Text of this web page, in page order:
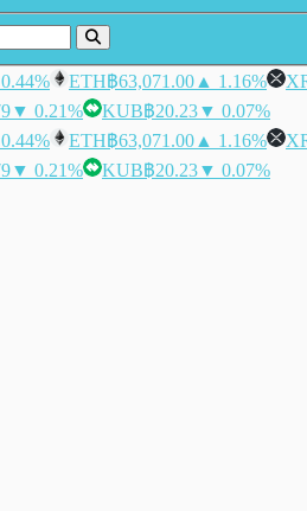
ETH฿63,071.00 ▲ 1.16%
▼ 0.21% KUB฿20.23▼ 0.07%
ETH฿63,071.00 ▲ 1.16%
▼ 0.21% KUB฿20.23▼ 0.07%